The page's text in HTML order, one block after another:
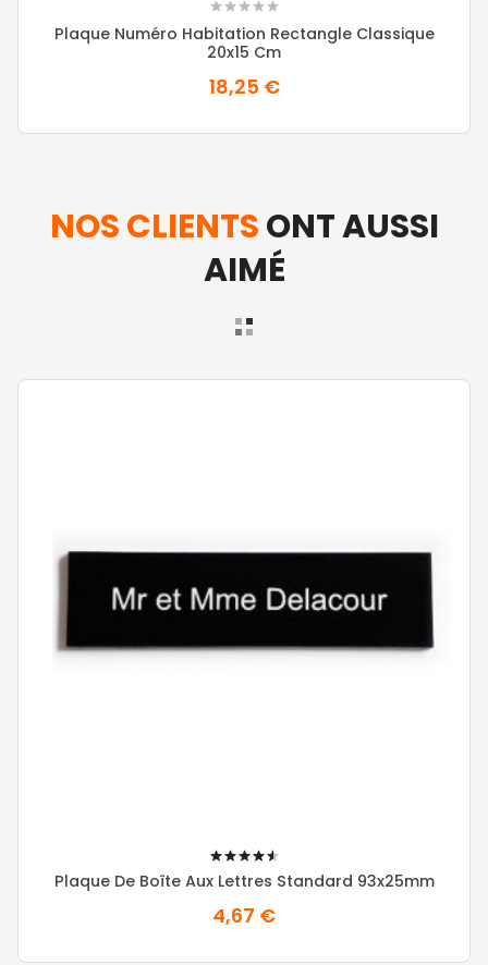
Plaque Numéro Habitation Rectangle Classique
20x15 Cm
18,25 €
NOS CLIENTSONT AUSSI
AIMÉ
92%
Plaque De Boîte Aux Lettres Standard 93x25mm
4,67 €